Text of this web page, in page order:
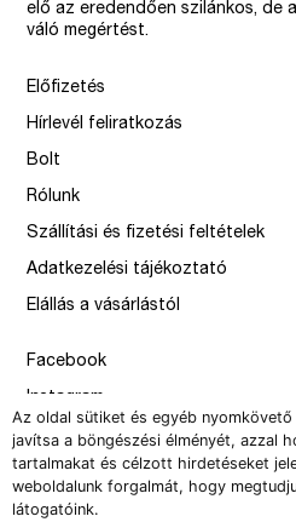
Az oldal sütiket és egyéb
javítsa a böngészési élményét, azzal
tartalmakat és célzott hirdetéseket
weboldalunk forgalmát, hogy
látogatóink.
elő az eredendően szilánkos, de
váló megértést.
Előfizetés
Hírlevél feliratkozás
Bolt
Rólunk
Szállítási és fizetési feltételek
Adatkezelési tájékoztató
Elállás a vásárlástól
Facebook
Instagram
Issue
–
design by Solymosi Mór, Sirbik